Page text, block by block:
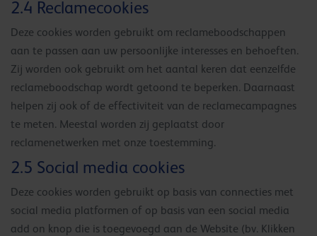
2.4 Reclamecookies
Deze cookies worden gebruikt om reclameboodschappen
aan te passen aan uw persoonlijke interesses en behoeften.
Zij worden ook gebruikt om het aantal keren dat eenzelfde
reclameboodschap wordt getoond te beperken. Daarnaast
helpen zij ook of de effectiviteit van de reclamecampagnes
te meten. Meestal worden zij geplaatst door
reclamenetwerken met onze toestemming.
2.5 Social media cookies
Deze cookies worden gebruikt op basis van connecties met
social media platformen of op basis van een social media
add on knop die is toegevoegd aan de Website (bv. Klikken